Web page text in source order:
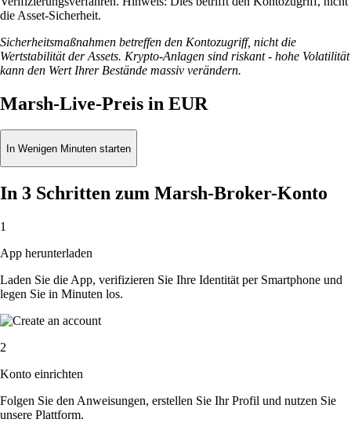
die Asset-Sicherheit.
Sicherheitsmaßnahmen betreffen den Kontozugriff, nicht die
Wertstabilität der Assets. Krypto-Anlagen sind riskant - hohe Volatilität
kann den Wert Ihrer Bestände massiv verändern.
Marsh-Live-Preis in EUR
In Wenigen Minuten starten
In 3 Schritten zum Marsh-Broker-Konto
1
App herunterladen
Laden Sie die App, verifizieren Sie Ihre Identität per Smartphone und
legen Sie in Minuten los.
2
Konto einrichten
Folgen Sie den Anweisungen, erstellen Sie Ihr Profil und nutzen Sie
unsere Plattform.